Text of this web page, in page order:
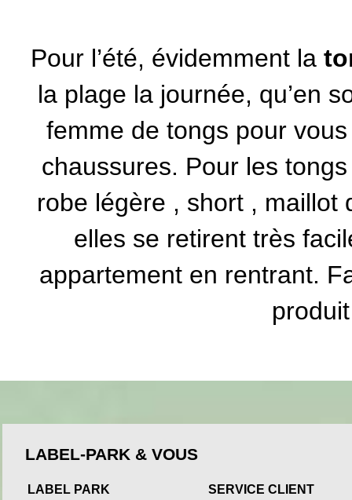
Pour l’été, évidemment la
la plage la journée, qu’en
femme de tongs pour
chaussures. Pour les
robe légère , short, maillot
elles se retirent très
appartement en rentrant.
LABEL-PARK & VOUS
LABEL PARK SERVICE CLIENT